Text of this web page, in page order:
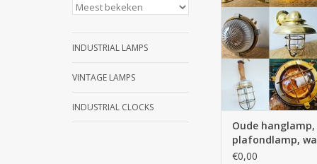
INDUSTRIAL LAMPS
VINTAGE LAMPS
INDUSTRIAL CLOCKS
Oude hanglamp,
plafondlamp,
bureaulamp,
€0,00